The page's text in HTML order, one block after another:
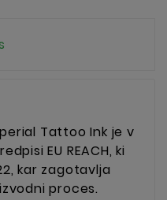
Tattoo Ink je v
EU REACH, ki
kar zagotavlja
proces.